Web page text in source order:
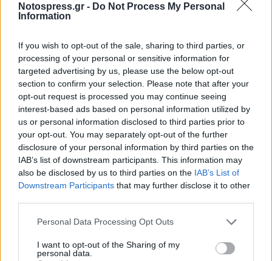
Notospress.gr - Do Not Process My Personal
Information
If you wish to opt-out of the sale, sharing to third parties, or
processing of your personal or sensitive information for
targeted advertising by us, please use the below opt-out
section to confirm your selection. Please note that after your
opt-out request is processed you may continue seeing
interest-based ads based on personal information utilized by
us or personal information disclosed to third parties prior to
your opt-out. You may separately opt-out of the further
disclosure of your personal information by third parties on the
IAB’s list of downstream participants. This information may
also be disclosed by us to third parties on the IAB’s List of
Downstream Participants that may further disclose it to other
Personal Data Processing Opt Outs
I want to opt-out of the Sharing of my
personal data.
Σχετικά Άρθρα